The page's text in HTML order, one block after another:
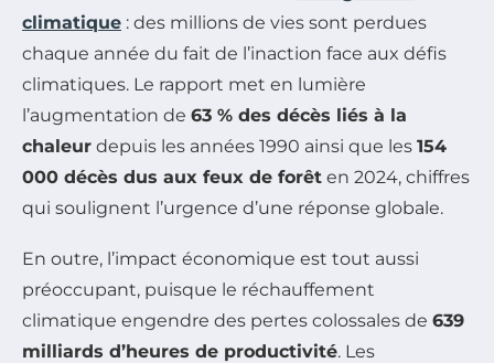
climatique : des millions de vies sont perdues
chaque année du fait de l’inaction face aux défis
climatiques. Le rapport met en lumière
l’augmentation de 63 % des décès liés à la
chaleur depuis les années 1990 ainsi que les 154
000 décès dus aux feux de forêt en 2024, chiffres
qui soulignent l’urgence d’une réponse globale.
En outre, l’impact économique est tout aussi
préoccupant, puisque le réchauffement
climatique engendre des pertes colossales de 639
milliards d’heures de productivité. Les